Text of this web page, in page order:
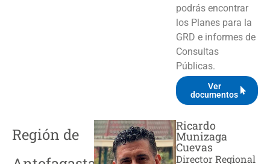
podrás encontrar
los Planes para la
GRD e informes de
Consultas
Públicas.
Ver
documentos
Región de
Ricardo
Munizaga
Cuevas
Director Regional